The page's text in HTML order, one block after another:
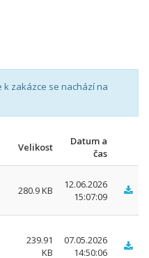
zakázce se nachází na
Velikost
Datum a
čas
280.9 KB
12.06.2026
15:07:09
239.91
KB
07.05.2026
14:50:06